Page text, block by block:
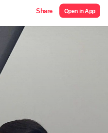
Share Open in App